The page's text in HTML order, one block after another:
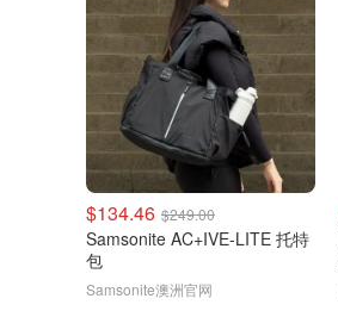
$134.46 $249.00
Samsonite AC+IVE-LITE 托特
包
Samsonite澳洲官网